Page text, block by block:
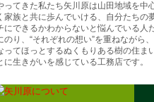
てきた私たち矢川原は山田地域を中
族と共に歩んでいける、自分たちの
できるかわからないと悩んでいる人
り、“それぞれの想い”を重ねながら
てほっとするぬくもりある樹の住ま
生きがいを感じている工務店です。